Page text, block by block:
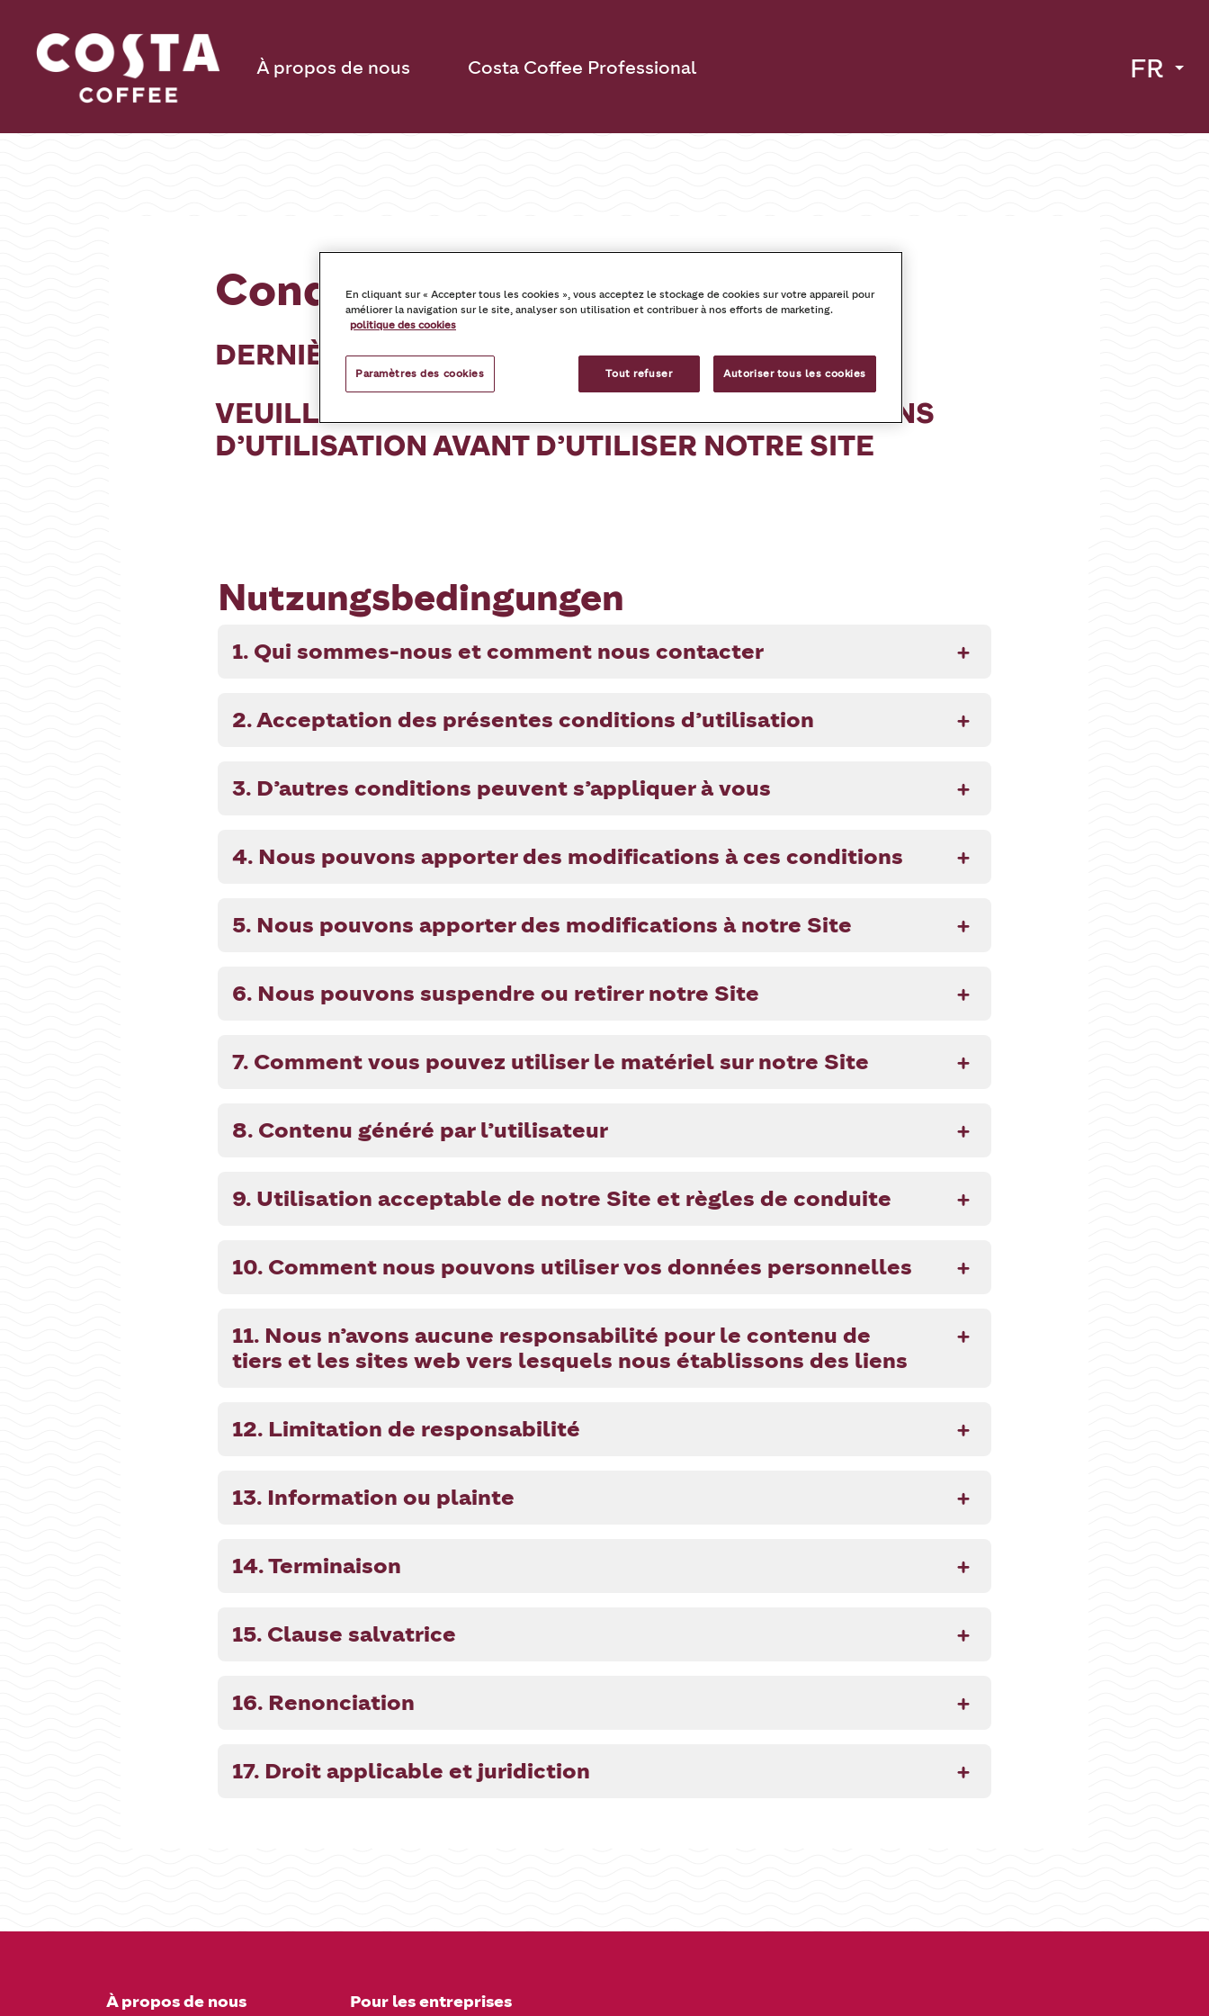
À propos de nous Costa Coffee Professional FR
Conditions d’utilisation
DERNIÈRE RÉVISION : novembre 2022
VEUILLEZ LIRE ATTENTIVEMENT CES CONDITIONS
D’UTILISATION AVANT D’UTILISER NOTRE SITE
Nutzungsbedingungen
1. Qui sommes-nous et comment nous contacter
2. Acceptation des présentes conditions d’utilisation
3. D’autres conditions peuvent s’appliquer à vous
4. Nous pouvons apporter des modifications à ces conditions
5. Nous pouvons apporter des modifications à notre Site
6. Nous pouvons suspendre ou retirer notre Site
7. Comment vous pouvez utiliser le matériel sur notre Site
8. Contenu généré par l’utilisateur
9. Utilisation acceptable de notre Site et règles de conduite
10. Comment nous pouvons utiliser vos données personnelles
11. Nous n’avons aucune responsabilité pour le contenu de
tiers et les sites web vers lesquels nous établissons des liens
12. Limitation de responsabilité
13. Information ou plainte
14. Terminaison
15. Clause salvatrice
16. Renonciation
17. Droit applicable et juridiction
À propos de nous Pour les entreprises
En cliquant sur « Accepter tous les cookies », vous acceptez le stockage de cookies sur votre appareil pour
améliorer la navigation sur le site, analyser son utilisation et contribuer à nos efforts de marketing.
politique des cookies
Paramètres des cookies Tout refuser Autoriser tous les cookies